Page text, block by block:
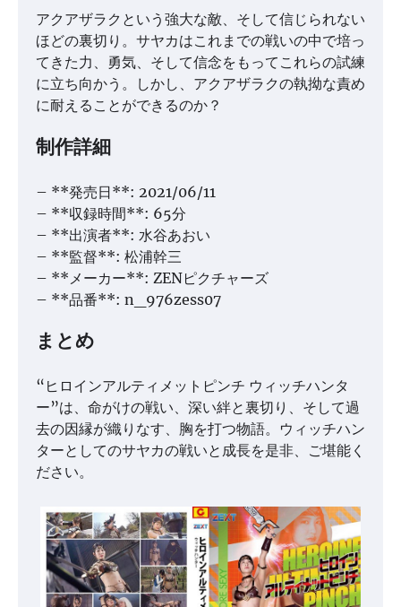
アクアザラクという強大な敵、そして信じられない
ほどの裏切り。サヤカはこれまでの戦いの中で培っ
てきた力、勇気、そして信念をもってこれらの試練
に立ち向かう。しかし、アクアザラクの執拗な責め
に耐えることができるのか？
制作詳細
– **発売日**: 2021/06/11
– **収録時間**: 65分
– **出演者**: 水谷あおい
– **監督**: 松浦幹三
– **メーカー**: ZENピクチャーズ
– **品番**: n_976zess07
まとめ
“ヒロインアルティメットピンチ ウィッチハンタ
ー”は、命がけの戦い、深い絆と裏切り、そして過
去の因縁が織りなす、胸を打つ物語。ウィッチハン
ターとしてのサヤカの戦いと成長を是非、ご堪能く
ださい。